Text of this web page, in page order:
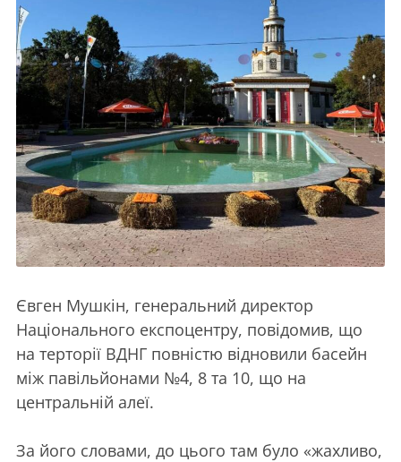
Євген Мушкін, генеральний директор
Національного експоцентру, повідомив, що
на терторії ВДНГ повністю відновили басейн
між павільйонами №4, 8 та 10, що на
центральній алеї.
За його словами, до цього там було «жахливо,